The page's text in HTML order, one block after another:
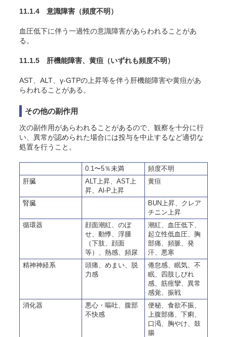
11.1.4 意識障害 （頻度不明）
血圧低下に伴う一過性の意識障害があらわれることがあ
る。
11.1.5 肝機能障害、黄疸 （いずれも頻度不明）
AST、ALT、γ-GTPの上昇等を伴う肝機能障害や黄疸があ
らわれることがある。
その他の副作用
次の副作用があらわれることがあるので、観察を十分に行
い、異常が認められた場合には投与を中止するなど適切な
処置を行うこと。
0.1〜5％未満
頻度不明
肝臓
ALT上昇、AST上
昇、Al-P上昇
黄疸
腎臓
BUN上昇、クレア
チニン上昇
循環器
顔面潮紅、のぼ
せ、動悸、浮腫
（下肢、顔面
等）、熱感、頻尿
潮紅、血圧低下、
起立性低血圧、胸
部痛、頻脈、発
汗、悪寒
精神神経系
頭痛、めまい、脱
力感
倦怠感、眠気、不
眠、四肢しびれ
感、筋痙攣、異常
感覚、振戦
消化器
悪心・嘔吐、腹部
不快感
便秘、食欲不振、
上腹部痛、下痢、
口渇、胸やけ、鼓
腸